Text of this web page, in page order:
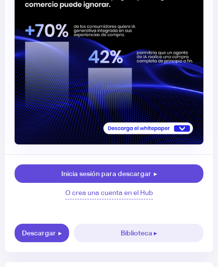
Inicia sesión para descargar ▸
O crea una cuenta en el Hub
Descargar ▸ Biblioteca ▸